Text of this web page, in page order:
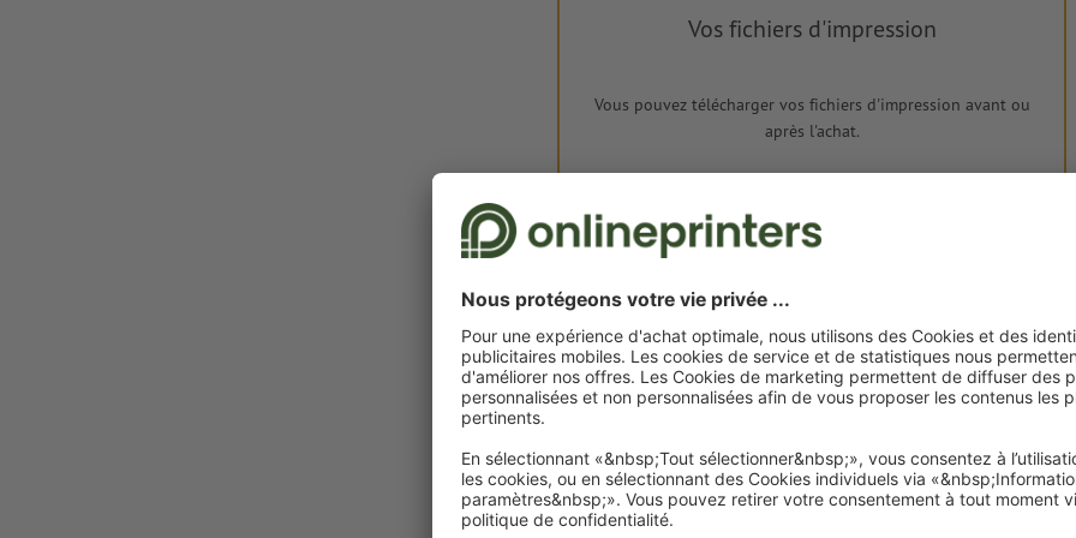
Vos fichiers d'impression
Vous pouvez télécharger vos fichiers d'impression avant ou
après l'achat.
Je dépose mes fichiers
HT
€ 430,32 €
Livraison approx. :
mar. 25 août - mer. 26 août
Poids: env.4,7 kg